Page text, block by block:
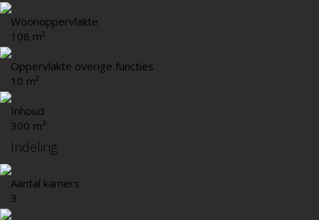
Woonoppervlakte
108 m²
Oppervlakte overige functies
10 m²
Inhoud
300 m³
Indeling
Aantal kamers
3